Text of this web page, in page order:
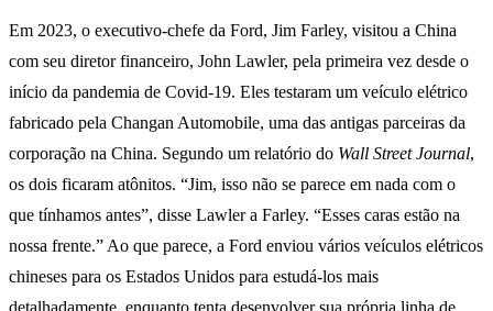
Em 2023, o executivo-chefe da Ford, Jim Farley, visitou a China
com seu diretor financeiro, John Lawler, pela primeira vez desde o
início da pandemia de Covid-19. Eles testaram um veículo elétrico
fabricado pela Changan Automobile, uma das antigas parceiras da
corporação na China. Segundo um relatório do Wall Street Journal,
os dois ficaram atônitos. “Jim, isso não se parece em nada com o
que tínhamos antes”, disse Lawler a Farley. “Esses caras estão na
nossa frente.” Ao que parece, a Ford enviou vários veículos elétricos
chineses para os Estados Unidos para estudá-los mais